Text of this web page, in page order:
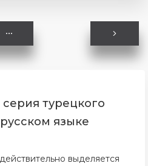
турецкого
языке
выделяется